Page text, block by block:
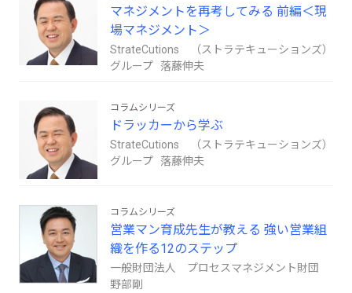
マネジメントを再考してみる 前編＜現
場マネジメント＞
StrateCutions （ストラテキューションズ）
グループ 落藤伸夫
コラムシリーズ
ドラッカーから学ぶ
StrateCutions （ストラテキューションズ）
グループ 落藤伸夫
コラムシリーズ
営業マン育成先生が教える 強い営業組
織を作る12のステップ
一般財団法人 プロセスマネジメント財団
野部剛